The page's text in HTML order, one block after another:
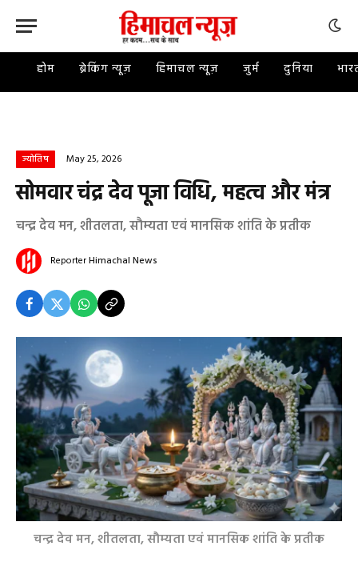
होम ब्रेकिंग न्यूज़ हिमाचल न्यूज़ जुर्म दुनिया
ज्योतिष May 25, 2026
सोमवार चंद्र देव पूजा विधि, महत्व और मंत्र
चन्द्र देव मन, शीतलता, सौम्यता एवं मानसिक शांति के प्रतीक
ReporterHimachal News
चन्द्र देव मन, शीतलता, सौम्यता एवं मानसिक शांति के प्रतीक